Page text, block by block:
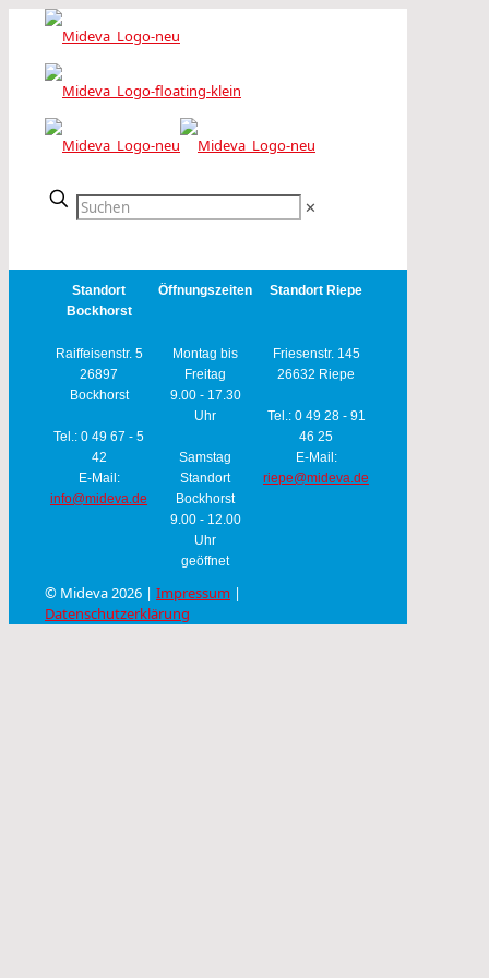
✕
Standort
Bockhorst
Öffnungszeiten Standort Riepe
Raiffeisenstr. 5
26897
Bockhorst
Tel.: 0 49 67 - 5
42
E-Mail:
info@mideva.de
Montag bis
Freitag
9.00 - 17.30
Uhr
Samstag
Standort
Bockhorst
9.00 - 12.00
Uhr
geöffnet
Friesenstr. 145
26632 Riepe
Tel.: 0 49 28 - 91
46 25
E-Mail:
riepe@mideva.de
© Mideva 2026 | Impressum |
Datenschutzerklärung